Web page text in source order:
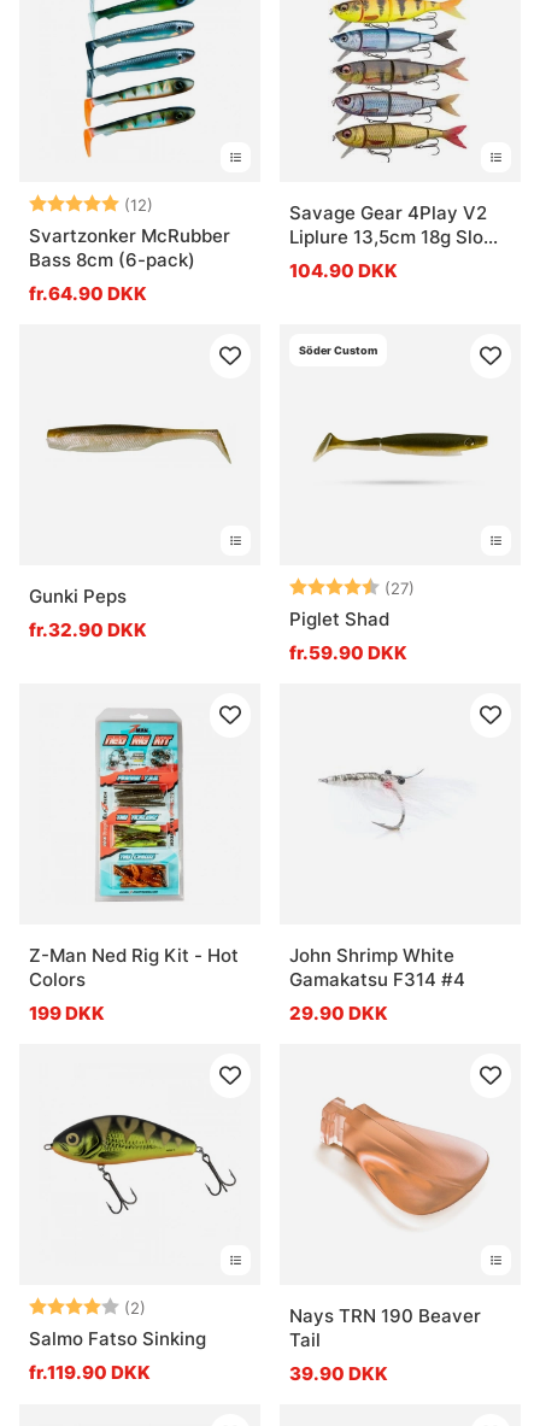
Hvad er et jerkbait?
Hvad er en wobbler?
Vurdering: (12)
5.0 ud af 5 stjerner
Svartzonker McRubber
Bass 8cm (6-pack)
fr.64.90 DKK
Savage Gear 4Play V2
Liplure 13,5cm 18g Slow
Float
104.90 DKK
Gunki Peps
fr.32.90 DKK
Söder Custom
Vurdering: (27)
Piglet Shad
fr.59.90 DKK
Z-Man Ned Rig Kit - Hot
Colors
199 DKK
John Shrimp White
Gamakatsu F314 #4
29.90 DKK
Vurdering: (2)
4.0 ud af 5 stjerner
Salmo Fatso Sinking
fr.119.90 DKK
Nays TRN 190 Beaver
Tail
39.90 DKK